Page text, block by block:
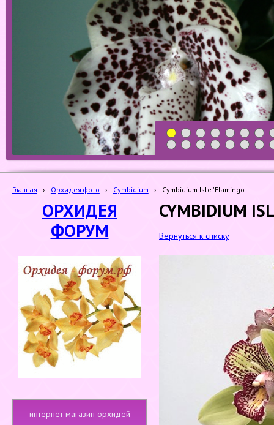
1 2 3 4 5 6 7
8
19 20 21 22 23 24 25
Главная › Орхидея фото › Cymbidium › Cymbidium Isle 'Flamingo'
ОРХИДЕЯ
ФОРУМ
интернет магазин орхидей
CYMBIDIUM
Вернуться к списку